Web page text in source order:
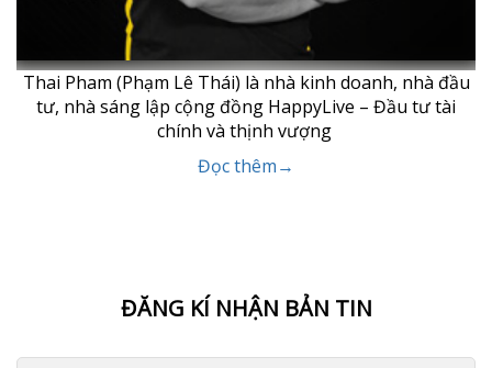
Thai Pham (Phạm Lê Thái) là nhà kinh doanh, nhà đầu
tư, nhà sáng lập cộng đồng HappyLive – Đầu tư tài
chính và thịnh vượng
Đọc thêm→
ĐĂNG KÍ NHẬN BẢN TIN